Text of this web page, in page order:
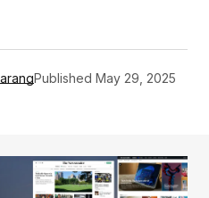
Published May 29, 2025